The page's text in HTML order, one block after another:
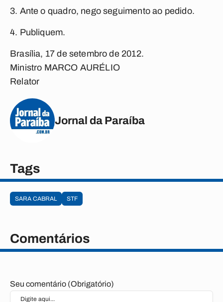
3. Ante o quadro, nego seguimento ao pedido.
4. Publiquem.
Brasília, 17 de setembro de 2012.
Ministro MARCO AURÉLIO
Relator
Jornal da Paraíba
Tags
SARA CABRAL STF
Comentários
Seu comentário (Obrigatório)